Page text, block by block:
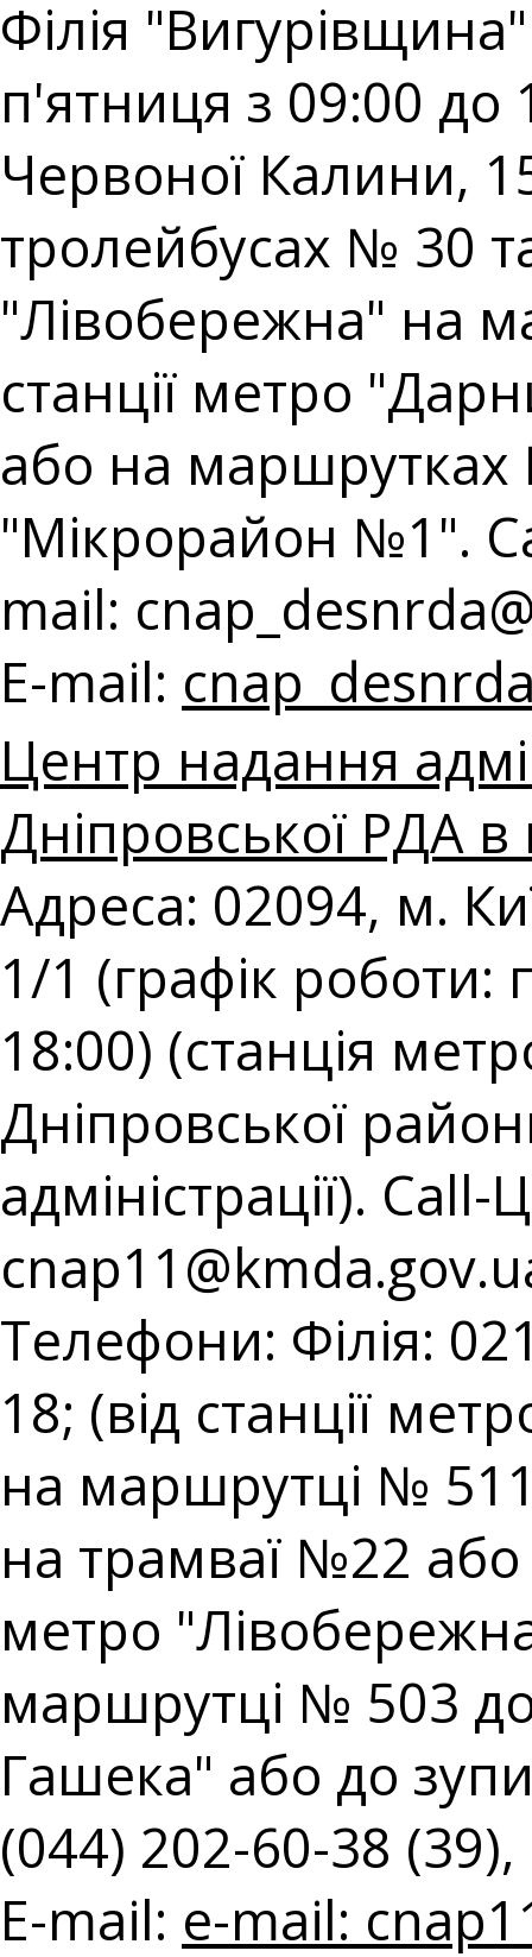
Філія
п'ятниця з 09:00 до
Червоної Калини,
тролейбусах № 30
"Лівобережна" на
станції метро
або на
"Мікрорайон №1".
mail:
E-mail:
Центр надання
Дніпровської РДА в
Адреса: 02094, м.
1/1 (графік роботи:
18:00) (станція
Дніпровської
адміністрації).
Телефони: Філія:
18; (від станції
на маршрутці № 511;
на трамваї №22 або
метро
маршрутці № 503
Гашека" або до
(044) 202-60-38
E-mail: e-mail: